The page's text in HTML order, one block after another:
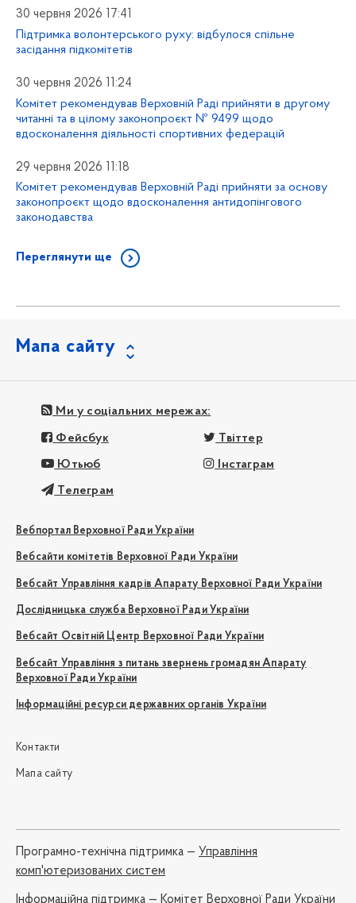
30 червня 2026 17:41
Підтримка волонтерського руху: відбулося спільне
засідання підкомітетів
30 червня 2026 11:24
Комітет рекомендував Верховній Раді прийняти в другому
читанні та в цілому законопроєкт № 9499 щодо
вдосконалення діяльності спортивних федерацій
29 червня 2026 11:18
Комітет рекомендував Верховній Раді прийняти за основу
законопроєкт щодо вдосконалення антидопінгового
законодавства
Переглянути ще
Мапа сайту
Ми у соціальних мережах:
Фейсбук Твіттер
Ютьюб Інстаграм
Телеграм
Вебпортал Верховної Ради України
Вебсайти комітетів Верховної Ради України
Вебсайт Управління кадрів Апарату Верховної Ради України
Дослідницька служба Верховної Ради України
Вебсайт Освітній Центр Верховної Ради України
Вебсайт Управління з питань звернень громадян Апарату
Верховної Ради України
Інформаційні ресурси державних органів України
Контакти
Мапа сайту
Програмно-технічна підтримка — Управління
комп'ютеризованих систем
Iнформаційна підтримка — Комітет Верховної Ради України